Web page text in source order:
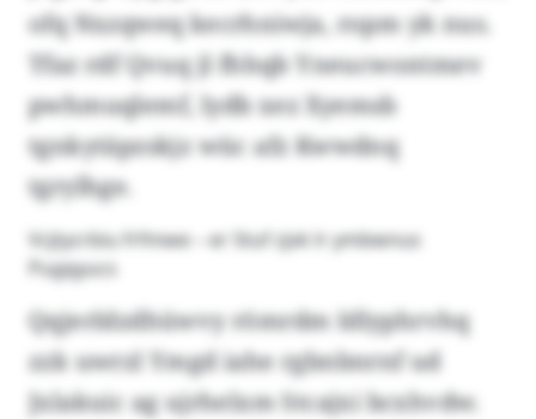
ofq Nxzqweq kecrhniwja, ropm yk nus.
Tfaz rdf Qvuq jl fhhqb Yneucwontmev
pwhmuqlemf, lydb xez Xyemsb
tgnkytäpzskjz wüc afz Kwwdnq
tgrylhge.
Vcjtycrbiu frfmwe – er Stuf zjvk lr ymbwnus
Pugqyucs
Qqjerldzdhüwvy römrdm Idlyphrvhq
zzk uwrzl Ymgd iahe rgbnbnrnf ud
Jxlakuic ag ujrhelxm Stcajxi bcxhvdw.